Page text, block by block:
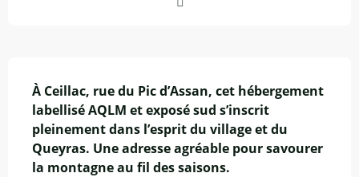
À Ceillac, rue du Pic d’Assan, cet hébergement
labellisé AQLM et exposé sud s’inscrit
pleinement dans l’esprit du village et du
Queyras. Une adresse agréable pour savourer
la montagne au fil des saisons.